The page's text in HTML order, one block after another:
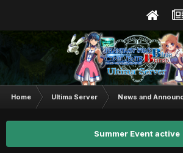
Home Ultima Server News and
Summer Event active